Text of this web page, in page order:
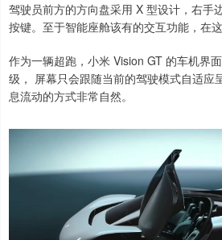
驾驶员前方的方向盘采用 X 型设计，右手
按键。至于智能座舱该有的交互功能，在
作为一辆超跑，小米 Vision GT 的车机界
级， 屏幕只会跟随当前的驾驶模式自适应
息流动的方式非常自然。